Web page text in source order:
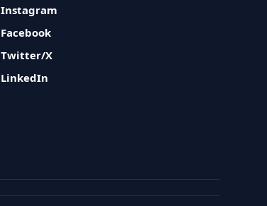
Instagram
Facebook
Twitter/X
LinkedIn